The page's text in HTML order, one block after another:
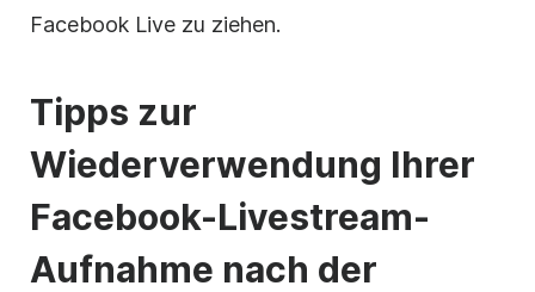
Facebook Live zu ziehen.
Tipps zur
Wiederverwendung Ihrer
Facebook-Livestream-
Aufnahme nach der